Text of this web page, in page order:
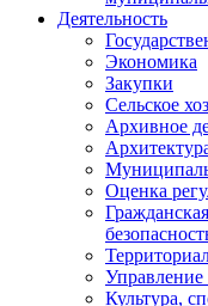
Деятельность
Экономика
Закупки
Сельское
Архивное
Оценка
Управление
Культура,